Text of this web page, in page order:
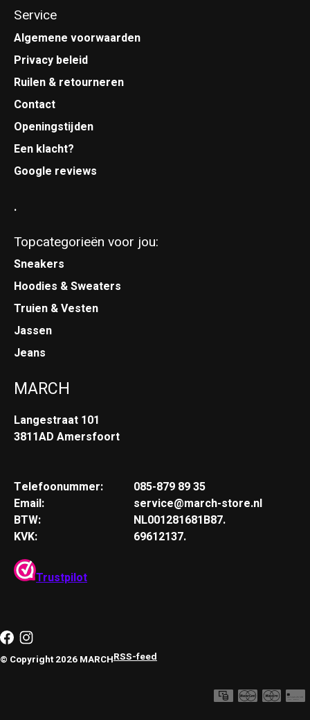
Service
Algemene voorwaarden
Privacy beleid
Ruilen & retourneren
Contact
Openingstijden
Een klacht?
Google reviews
.
Topcategorieën voor jou:
Sneakers
Hoodies & Sweaters
Truien & Vesten
Jassen
Jeans
MARCH
Langestraat 101
3811AD Amersfoort
Telefoonummer:
Email:
BTW:
KVK:
085-879 89 35
service@march-store.nl
NL001281681B87.
69612137.
Trustpilot
© Copyright 2026 MARCHRSS-feed